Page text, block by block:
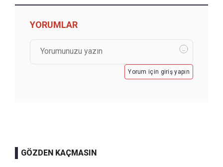
YORUMLAR
Yorum için giriş yapın
GÖZDEN KAÇMASIN